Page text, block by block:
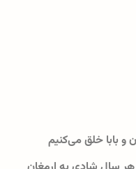
و بابا خلق می‌کنیم